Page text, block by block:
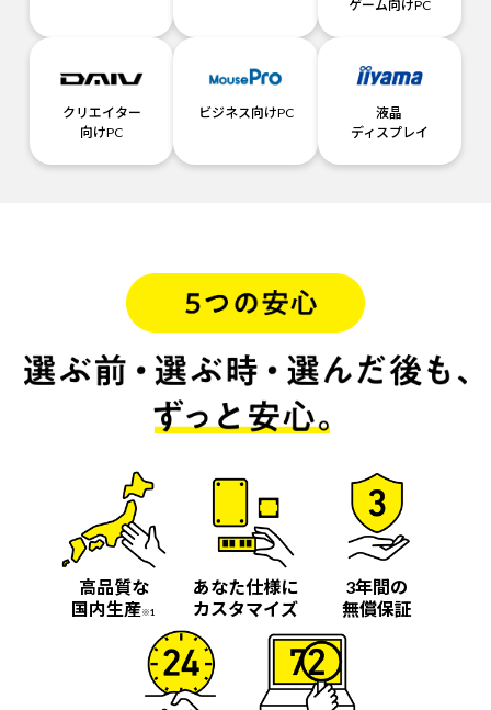
ゲーム向けPC
クリエイター
向けPC
ビジネス向けPC
液晶
ディスプレイ
高品質な
国内生産※1
あなた仕様に
カスタマイズ
3年間の
無償保証